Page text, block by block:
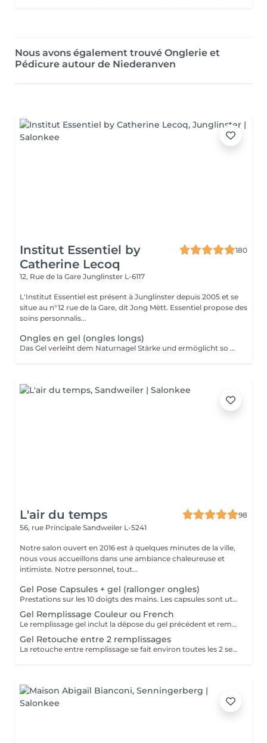
Nous avons également trouvé Onglerie et
Pédicure autour de Niederanven
Institut Essentiel by
Catherine Lecoq
180
12, Rue de la Gare Junglinster L-6117
L'Institut Essentiel est présent à Junglinster depuis 2005 et se
situe au n°12 rue de la Gare, dit Jong Mëtt. Essentiel propose des
soins personnalis...
Ongles en gel (ongles longs)
Das Gel verleiht dem Naturnagel Stärke und ermöglicht so Form und Länge nach Wunsch anzupassen. Da es sehr stark ist, eignet sich das Gel für Verlängerungen von sehr kurzen Nägel. Diese kann durch Kapseln oder direkt auf Papierformen modeliert werden. Spitz, echkig, oval, fasst jede Form ist möglich! Das Gel soll nach maximal 5 Wochen erneut werden. Es kann auch schnell und ohne den Naturnagel zu schaden komplett wieder entfernt werden.
L'air du temps
98
56, rue Principale Sandweiler L-5241
Notre salon ouvert en 2016 est à quelques minutes de la ville,
nous vous accueillons dans une ambiance chaleureuse et
intimiste. Notre personnel, tout...
Gel Pose Capsules + gel (rallonger ongles)
Prestations sur les 10 doigts des mains. Les capsules sont utilisées quand on souhaite rallonger ses ongles. Nous travaillons avec la marque prestigieuse Alessandro (Germany) pour la base en gel. .
Gel Remplissage Couleur ou French
Le remplissage gel inclut la dépose du gel précédent et remplir à nouveau avec du gel. Le remplissage se fait entre 3-4 semaines approx. Au delà le coût peut être plus élevé en fonction du temps supplémentaire Nous travaillons avec la marque prestigieuse Alessandro (Germany) pour la base en gel
Gel Retouche entre 2 remplissages
La retouche entre remplissage se fait environ toutes les 2 semaines. Un entretien téléphonique est nécessaire pour bien évaluer cette prestation, qui n'est pas à confondre avec un remplissage.